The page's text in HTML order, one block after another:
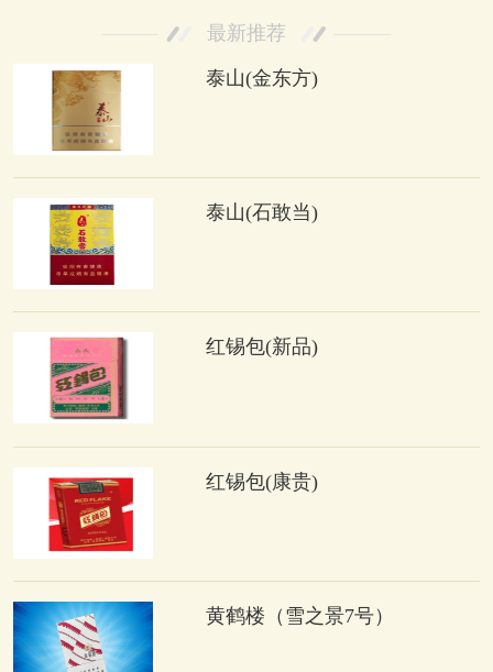
最新推荐
泰山(金东方)
泰山(石敢当)
红锡包(新品)
红锡包(康贵)
黄鹤楼（雪之景7号）